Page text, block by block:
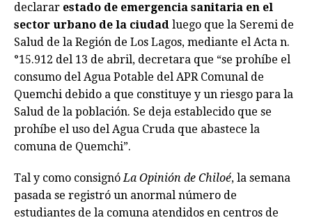
declarar estado de emergencia sanitaria en el
sector urbano de la ciudad luego que la Seremi de
Salud de la Región de Los Lagos, mediante el Acta n.
°15.912 del 13 de abril, decretara que “se prohíbe el
consumo del Agua Potable del APR Comunal de
Quemchi debido a que constituye y un riesgo para la
Salud de la población. Se deja establecido que se
prohíbe el uso del Agua Cruda que abastece la
comuna de Quemchi”.
Tal y como consignóLa Opinión de Chiloé, la semana
pasada se registró un anormal número de
estudiantes de la comuna atendidos en centros de